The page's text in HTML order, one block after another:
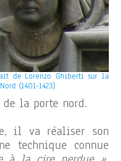
de Lorenzo Ghiberti sur la
(1401-1423)
la porte nord.
il va réaliser son
technique connue